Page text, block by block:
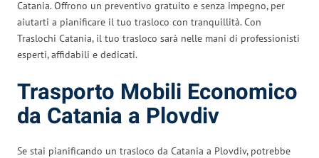
Catania. Offrono un preventivo gratuito e senza impegno, per
aiutarti a pianificare il tuo trasloco con tranquillità. Con
Traslochi Catania, il tuo trasloco sarà nelle mani di professionisti
esperti, affidabili e dedicati.
Trasporto Mobili Economico
da Catania a Plovdiv
Se stai pianificando un trasloco da Catania a Plovdiv, potrebbe